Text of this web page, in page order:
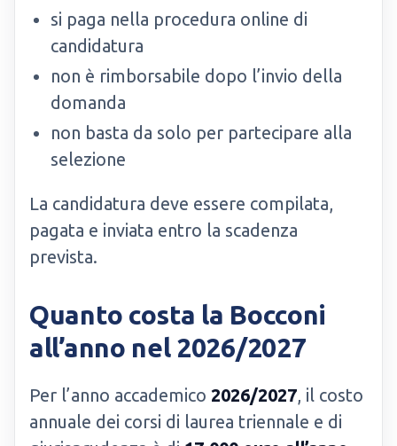
si paga nella procedura online di
candidatura
non è rimborsabile dopo l’invio della
domanda
non basta da solo per partecipare alla
selezione
La candidatura deve essere compilata,
pagata e inviata entro la scadenza
prevista.
Quanto costa la Bocconi
all’anno nel 2026/2027
Per l’anno accademico 2026/2027, il costo
annuale dei corsi di laurea triennale e di